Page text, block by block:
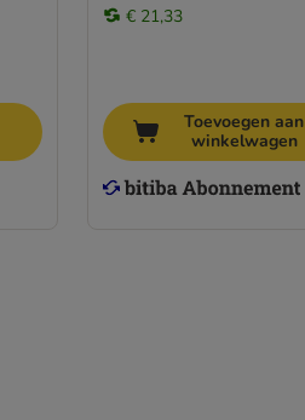
€ 21,33
Toevoegen aan
winkelwagen